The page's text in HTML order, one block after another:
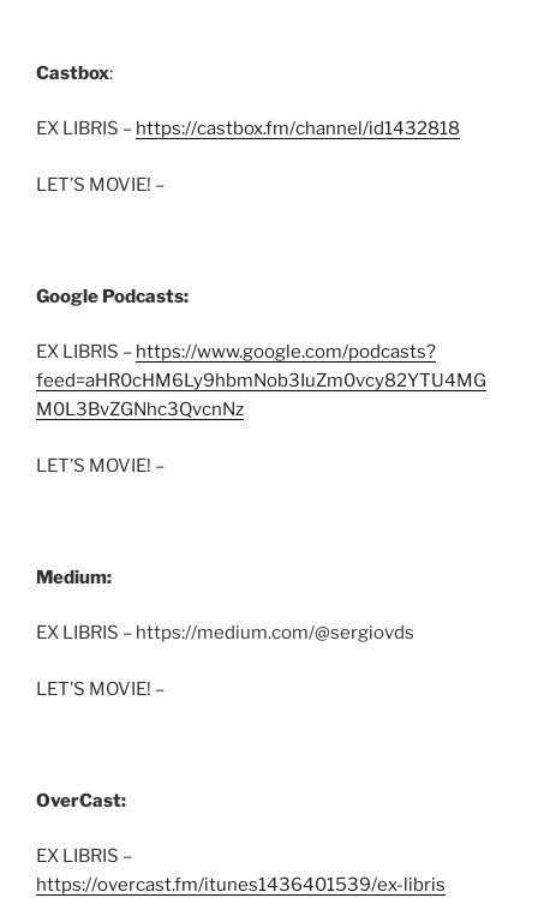
Castbox:
EX LIBRIS – https://castbox.fm/channel/id1432818
LET’S MOVIE! –
Google Podcasts:
EX LIBRIS – https://www.google.com/podcasts?
feed=aHR0cHM6Ly9hbmNob3IuZm0vcy82YTU4MG
M0L3BvZGNhc3QvcnNz
LET’S MOVIE! –
Medium:
EX LIBRIS – https://medium.com/@sergiovds
LET’S MOVIE! –
OverCast:
EX LIBRIS –
https://overcast.fm/itunes1436401539/ex-libris